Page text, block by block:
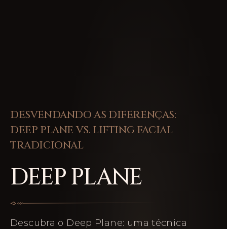
DESVENDANDO AS DIFERENÇAS:
DEEP PLANE VS. LIFTING FACIAL
TRADICIONAL
DEEP PLANE
Descubra o Deep Plane: uma técnica